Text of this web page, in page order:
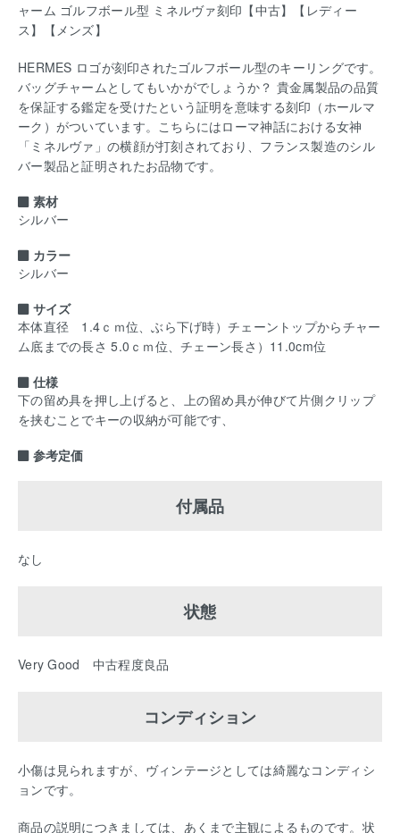
ャーム ゴルフボール型 ミネルヴァ刻印【中古】【レディー
ス】【メンズ】
HERMES ロゴが刻印されたゴルフボール型のキーリングです。
バッグチャームとしてもいかがでしょうか？ 貴金属製品の品質
を保証する鑑定を受けたという証明を意味する刻印（ホールマ
ーク）がついています。こちらにはローマ神話における女神
「ミネルヴァ」の横顔が打刻されており、フランス製造のシル
バー製品と証明されたお品物です。
素材
シルバー
カラー
シルバー
サイズ
本体直径 1.4ｃｍ位、ぶら下げ時）チェーントップからチャー
ム底までの長さ 5.0ｃｍ位、チェーン長さ）11.0cm位
仕様
下の留め具を押し上げると、上の留め具が伸びて片側クリップ
を挟むことでキーの収納が可能です、
参考定価
付属品
なし
状態
Very Good 中古程度良品
コンディション
小傷は見られますが、ヴィンテージとしては綺麗なコンディシ
ョンです。
商品の説明につきましては、あくまで主観によるものです。状